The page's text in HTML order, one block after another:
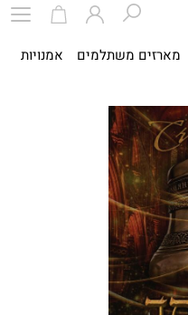
מארזים משתלמים אמנויות